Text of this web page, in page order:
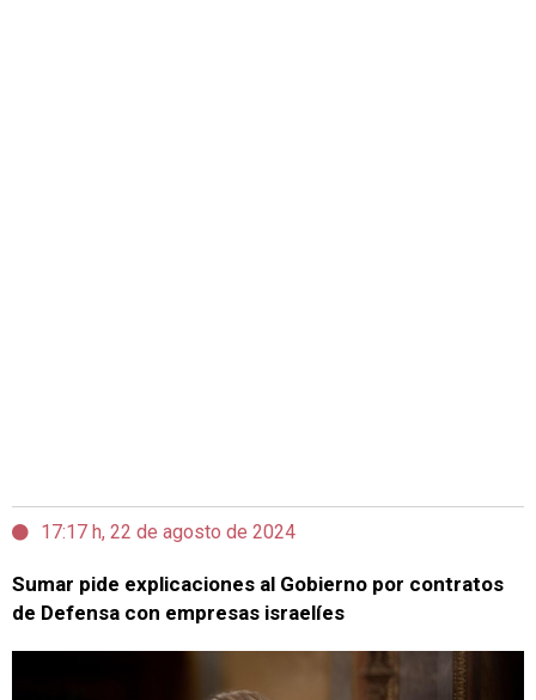
17:17 h, 22 de agosto de 2024
Sumar pide explicaciones al Gobierno por contratos
de Defensa con empresas israelíes